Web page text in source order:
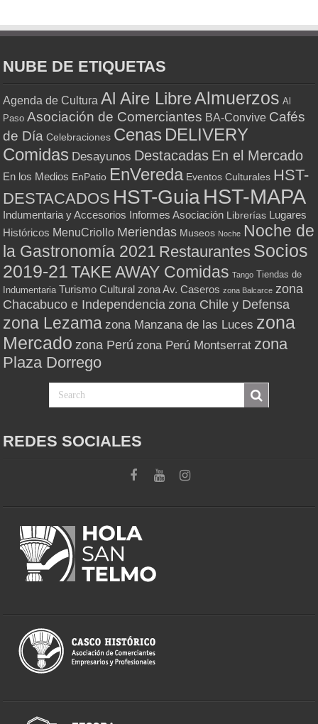
NUBE DE ETIQUETAS
Agenda de Cultura Al Aire LibreAlmuerzos Al
Paso Asociación de Comerciantes BA-Convive Cafés
de Día Celebraciones Cenas DELIVERY
Comidas Desayunos Destacadas En el Mercado
En los Medios EnPatio EnVereda Eventos Culturales HST-
DESTACADOS HST-GuiaHST-MAPA
Indumentaria y Accesorios Informes Asociación Librerías Lugares
Históricos MenuCriollo Meriendas Museos Noche Noche de
la Gastronomía 2021 Restaurantes Socios
2019-21 TAKE AWAY Comidas Tango Tiendas de
Indumentaria Turismo Cultural zona Av. Caseros zona Balcarce zona
Chacabuco e Independencia zona Chile y Defensa
zona Lezama zona Manzana de las Luces zona
Mercado zona Perú zona Perú Montserrat zona
Plaza Dorrego
REDES SOCIALES